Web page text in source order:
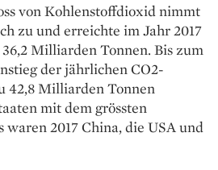
von Kohlenstoffdioxid nimmt
zu und erreichte im Jahr 2017
Milliarden Tonnen. Bis zum
der jährlichen CO2-
42,8 Milliarden Tonnen
mit dem grössten
waren 2017 China, die USA und